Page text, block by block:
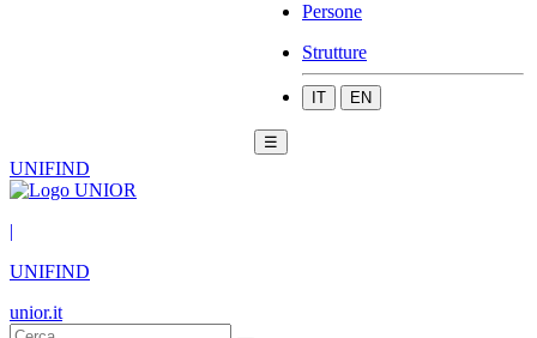
Persone
Strutture
IT EN
☰
UNIFIND
|
UNIFIND
unior.it